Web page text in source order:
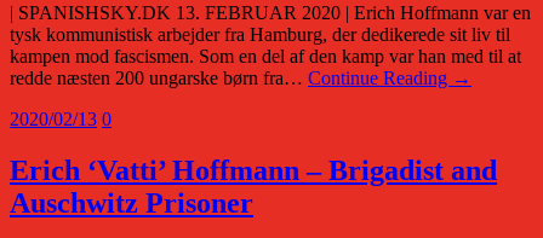
| SPANISHSKY.DK 13. FEBRUAR 2020 | Erich Hoffmann var en
tysk kommunistisk arbejder fra Hamburg, der dedikerede sit liv til
kampen mod fascismen. Som en del af den kamp var han med til at
redde næsten 200 ungarske børn fra… Continue Reading →
2020/02/13 0
Erich ‘Vatti’ Hoffmann – Brigadist and
Auschwitz Prisoner